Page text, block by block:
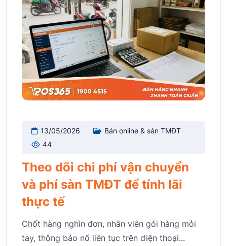
13/05/2026
Bán online & sàn TMĐT
44
Theo dõi chi phí vận chuyển
và phí sàn TMĐT để tính lãi
thực tế
Chốt hàng nghìn đơn, nhân viên gói hàng mỏi
tay, thông báo nổ liên tục trên điện thoại...